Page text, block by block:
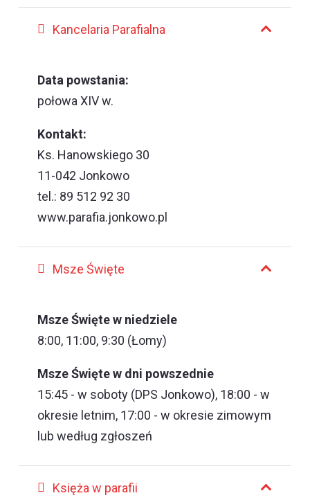
Kancelaria Parafialna
Data powstania:
połowa XIV w.
Kontakt:
Ks. Hanowskiego 30
11-042 Jonkowo
tel.: 89 512 92 30
www.parafia.jonkowo.pl
Msze Święte
Msze Święte w niedziele
8:00, 11:00, 9:30 (Łomy)
Msze Święte w dni powszednie
15:45 - w soboty (DPS Jonkowo), 18:00 - w
okresie letnim, 17:00 - w okresie zimowym
lub według zgłoszeń
Księża w parafii